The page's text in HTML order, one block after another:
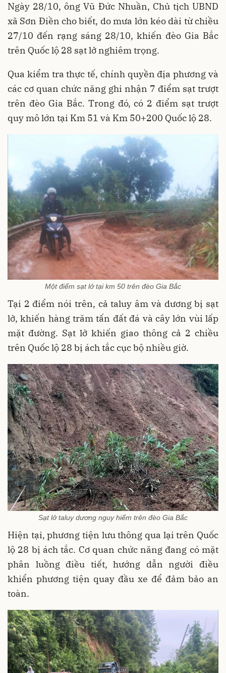
Ngày 28/10, ông Vũ Đức Nhuần, Chủ tịch UBND
xã Sơn Điền cho biết, do mưa lớn kéo dài từ chiều
27/10 đến rạng sáng 28/10, khiến đèo Gia Bắc
trên Quốc lộ 28 sạt lở nghiêm trọng.
Qua kiểm tra thực tế, chính quyền địa phương và
các cơ quan chức năng ghi nhận 7 điểm sạt trượt
trên đèo Gia Bắc. Trong đó, có 2 điểm sạt trượt
quy mô lớn tại Km 51 và Km 50+200 Quốc lộ 28.
Một điểm sạt lở tại km 50 trên đèo Gia Bắc
Tại 2 điểm nói trên, cả taluy âm và dương bị sạt
lở, khiến hàng trăm tấn đất đá và cây lớn vùi lấp
mặt đường. Sạt lở khiến giao thông cả 2 chiều
trên Quốc lộ 28 bị ách tắc cục bộ nhiều giờ.
Sạt lở taluy dương nguy hiểm trên đèo Gia Bắc
Hiện tại, phương tiện lưu thông qua lại trên Quốc
lộ 28 bị ách tắc. Cơ quan chức năng đang có mặt
phân luồng điều tiết, hướng dẫn người điều
khiển phương tiện quay đầu xe để đảm bảo an
toàn.